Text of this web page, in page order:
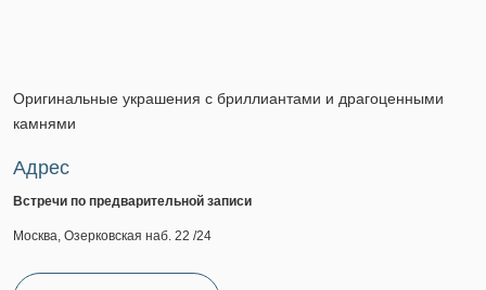
Оригинальные украшения с бриллиантами и драгоценными
камнями
Адрес
Встречи по предварительной записи
Москва, Озерковская наб. 22 /24